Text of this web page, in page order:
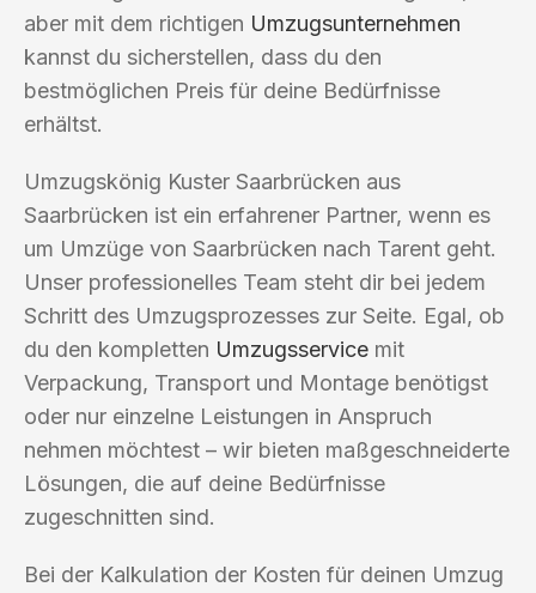
aber mit dem richtigen Umzugsunternehmen
kannst du sicherstellen, dass du den
bestmöglichen Preis für deine Bedürfnisse
erhältst.
Umzugskönig Kuster Saarbrücken aus
Saarbrücken ist ein erfahrener Partner, wenn es
um Umzüge von Saarbrücken nach Tarent geht.
Unser professionelles Team steht dir bei jedem
Schritt des Umzugsprozesses zur Seite. Egal, ob
du den kompletten Umzugsservice mit
Verpackung, Transport und Montage benötigst
oder nur einzelne Leistungen in Anspruch
nehmen möchtest – wir bieten maßgeschneiderte
Lösungen, die auf deine Bedürfnisse
zugeschnitten sind.
Bei der Kalkulation der Kosten für deinen Umzug